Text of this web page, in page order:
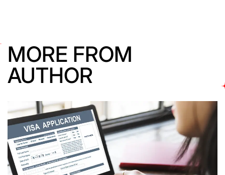
MORE FROM
AUTHOR